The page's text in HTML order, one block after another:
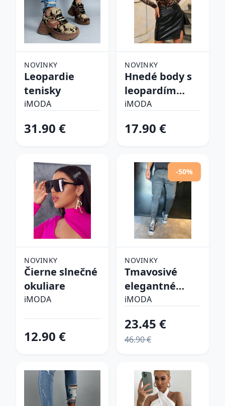
NOVINKY
Leopardie
tenisky
iMODA
31.90 €
NOVINKY
Hnedé body s
leopardím
vzorom
iMODA
17.90 €
NOVINKY
Čierne slnečné
okuliare
iMODA
12.90 €
-50%
NOVINKY
Tmavosivé
elegantné
nohavice
iMODA
23.45 €
46.90 €